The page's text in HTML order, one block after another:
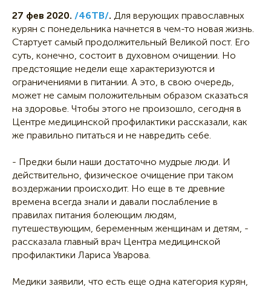
27 фев 2020. /46ТВ/. Для верующих православных
курян с понедельника начнется в чем-то новая жизнь.
Стартует самый продолжительный Великой пост. Его
суть, конечно, состоит в духовном очищении. Но
предстоящие недели еще характеризуются и
ограничениями в питании. А это, в свою очередь,
может не самым положительным образом сказаться
на здоровье. Чтобы этого не произошло, сегодня в
Центре медицинской профилактики рассказали, как
же правильно питаться и не навредить себе.
- Предки были наши достаточно мудрые люди. И
действительно, физическое очищение при таком
воздержании происходит. Но еще в те древние
времена всегда знали и давали послабление в
правилах питания болеющим людям,
путешествующим, беременным женщинам и детям, -
рассказала главный врач Центра медицинской
профилактики Лариса Уварова.
Медики заявили, что есть еще одна категория курян,